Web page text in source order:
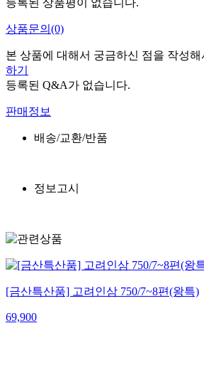
상품문의 (0)
본 상품에 대해서 궁금하신 점을 작성
하기
등록된 Q&A가 없습니다.
판매정보
배송/교환/반품
정보고시
[금산특산품] 고려인삼 750/7~8편(왕특)
69,900